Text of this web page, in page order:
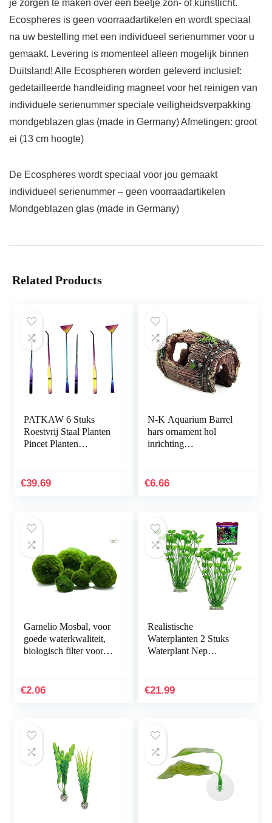
je zorgen te maken over een beetje zon- of kunstlicht.
Ecospheres is geen voorraadartikelen en wordt speciaal
na uw bestelling met een individueel serienummer voor u
gemaakt. Levering is momenteel alleen mogelijk binnen
Duitsland! Alle Ecospheren worden geleverd inclusief:
gedetailleerde handleiding magneet voor het reinigen van
individuele serienummer speciale veiligheidsverpakking
mondgeblazen glas (made in Germany) Afmetingen: groot
ei (13 cm hoogte)
De Ecospheres wordt speciaal voor jou gemaakt
individueel serienummer – geen voorraadartikelen
Mondgeblazen glas (made in Germany)
Related Products
PATKAW 6 Stuks
Roestvrij Staal Planten
Pincet Planten
Hulpmiddelen Instellen
€39.69
N-K Aquarium Barrel
hars ornament hol
inrichting
nuttig en praktisch
€6.66
Garnelio Mosbal, voor
goede waterkwaliteit,
biologisch filter voor
€2.06
Realistische
Waterplanten 2 Stuks
Waterplant Nep
Kunstmatige
€21.99